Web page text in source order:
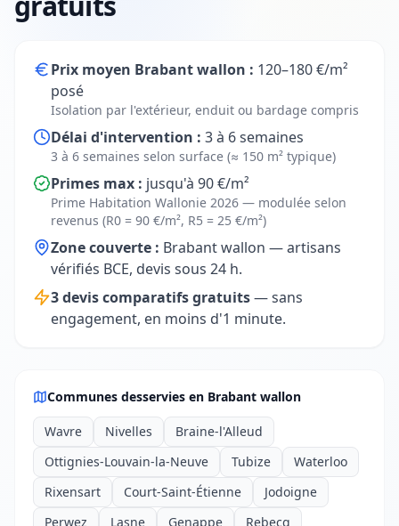
Prix moyen Brabant wallon : 120–180 €/m²
posé
Isolation par l'extérieur, enduit ou bardage compris
Délai d'intervention : 3 à 6 semaines
3 à 6 semaines selon surface (≈ 150 m² typique)
Primes max : jusqu'à 90 €/m²
Prime Habitation Wallonie 2026 — modulée selon
revenus (R0 = 90 €/m², R5 = 25 €/m²)
Zone couverte : Brabant wallon — artisans
vérifiés BCE, devis sous 24 h.
3 devis comparatifs gratuits— sans
engagement, en moins d'1 minute.
Communes desservies en Brabant wallon
Wavre Nivelles
Braine-l'Alleud
Ottignies-Louvain-la-Neuve
Tubize
Waterloo
Rixensart
Court-Saint-Étienne
Jodoigne
Perwez
Lasne Genappe Rebecq